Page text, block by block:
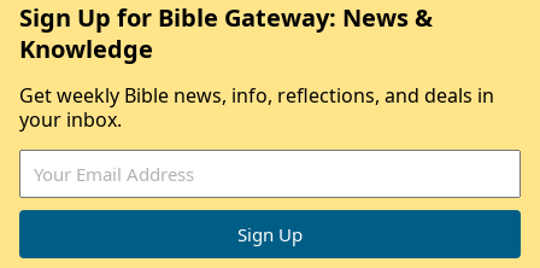
Sign Up for Bible Gateway: News &
Knowledge
Get weekly Bible news, info, reflections, and deals in
your inbox.